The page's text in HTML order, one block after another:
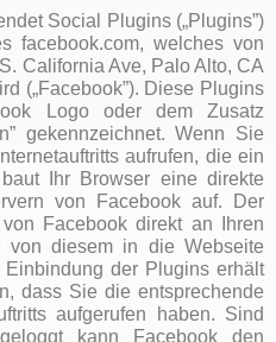
Social Plugins („Plugins”)
facebook.com, welches von
California Ave, Palo Alto, CA
(„Facebook”). Diese Plugins
Logo oder dem Zusatz
gekennzeichnet. Wenn Sie
aufrufen, die ein
Ihr Browser eine direkte
von Facebook auf. Der
Facebook direkt an Ihren
von diesem in die Webseite
der Plugins erhält
dass Sie die entsprechende
aufgerufen haben. Sind
kann Facebook den